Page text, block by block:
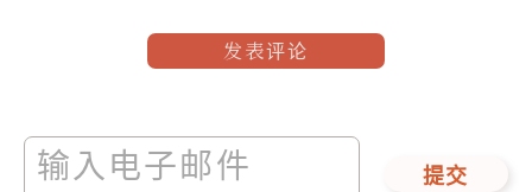
发表评论
提交